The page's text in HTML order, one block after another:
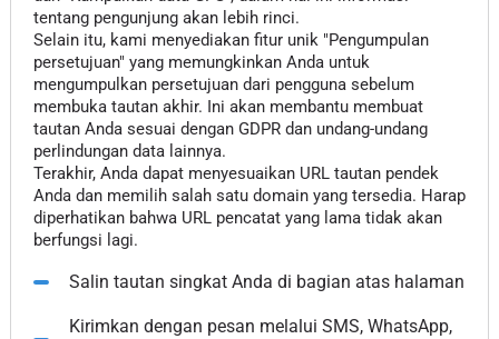
tentang pengunjung akan lebih rinci.
Selain itu, kami menyediakan fitur unik "Pengumpulan
persetujuan" yang memungkinkan Anda untuk
mengumpulkan persetujuan dari pengguna sebelum
membuka tautan akhir. Ini akan membantu membuat
tautan Anda sesuai dengan GDPR dan undang-undang
perlindungan data lainnya.
Terakhir, Anda dapat menyesuaikan URL tautan pendek
Anda dan memilih salah satu domain yang tersedia. Harap
diperhatikan bahwa URL pencatat yang lama tidak akan
berfungsi lagi.
Salin tautan singkat Anda di bagian atas halaman
Kirimkan dengan pesan melalui SMS, WhatsApp,